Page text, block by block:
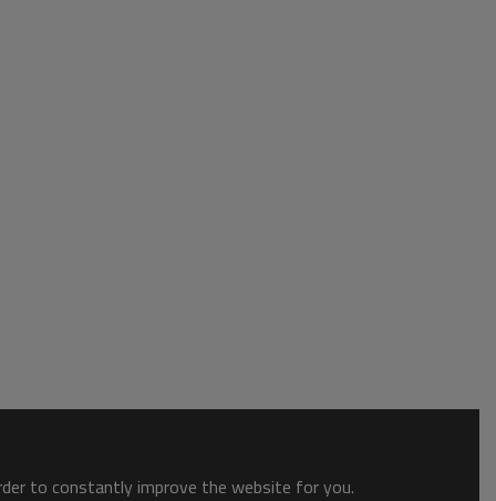
to constantly improve the website for you.